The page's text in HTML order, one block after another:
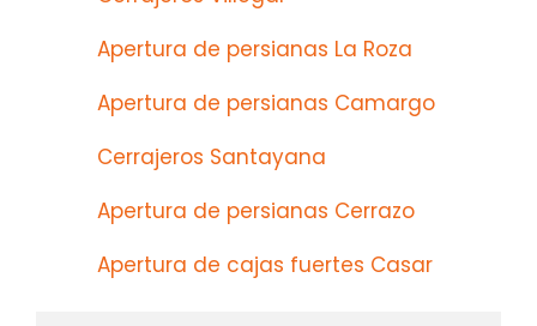
Apertura de persianas La Roza
Apertura de persianas Camargo
Cerrajeros Santayana
Apertura de persianas Cerrazo
Apertura de cajas fuertes Casar